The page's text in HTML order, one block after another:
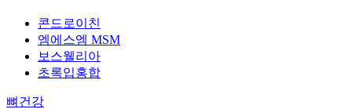
콘드로이친
엠에스엠 MSM
보스웰리아
초록입홍합
뼈건강